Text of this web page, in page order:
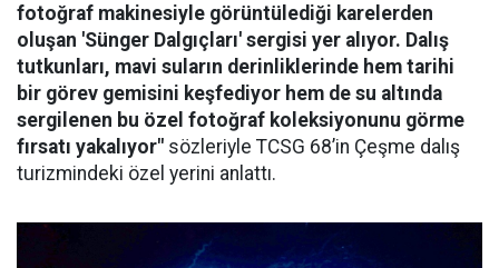
fotoğraf makinesiyle görüntülediği karelerden
oluşan 'Sünger Dalgıçları' sergisi yer alıyor. Dalış
tutkunları, mavi suların derinliklerinde hem tarihi
bir görev gemisini keşfediyor hem de su altında
sergilenen bu özel fotoğraf koleksiyonunu görme
fırsatı yakalıyor" sözleriyle TCSG 68’in Çeşme dalış
turizmindeki özel yerini anlattı.